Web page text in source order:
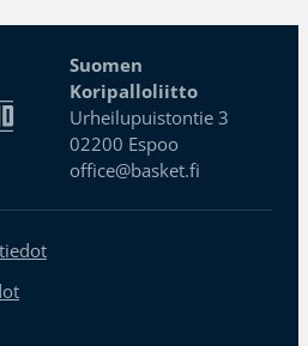
Suomen
Koripalloliitto
Urheilupuistontie 3
02200 Espoo
office@basket.fi